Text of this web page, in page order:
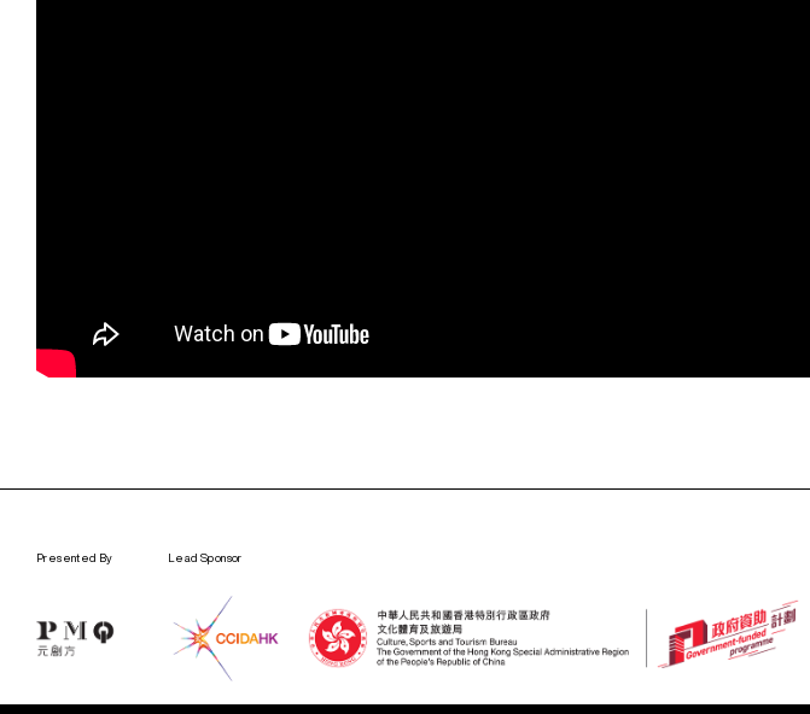
Presented By Lead Sponsor